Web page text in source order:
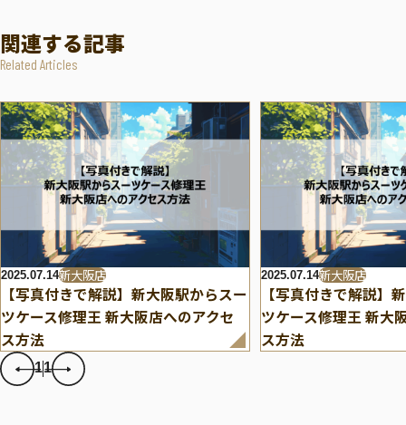
関連する記事
Related Articles
2025.07.14新大阪店
【写真付きで解説】新大阪駅からスー
ツケース修理王 新大阪店へのアクセ
ス方法
2025.07.14新大阪店
【写真付きで解説】
ツケース修理王 新大
ス方法
11